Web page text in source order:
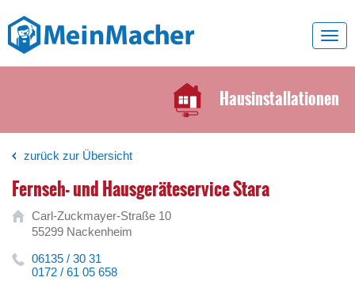
Hausinstallationen
zurück zur Übersicht
Fernseh- und Hausgeräteservice Stara
Carl-Zuckmayer-Straße 10
55299 Nackenheim
06135 / 30 31
0172 / 61 05 658